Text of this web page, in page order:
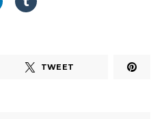
TWEET